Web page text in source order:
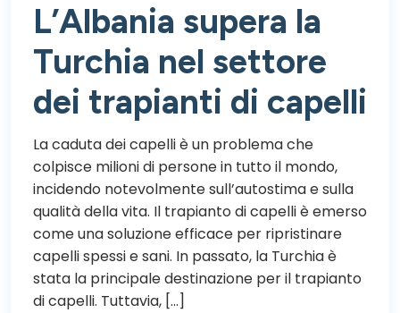
L’Albania supera la
Turchia nel settore
dei trapianti di capelli
La caduta dei capelli è un problema che
colpisce milioni di persone in tutto il mondo,
incidendo notevolmente sull’autostima e sulla
qualità della vita. Il trapianto di capelli è emerso
come una soluzione efficace per ripristinare
capelli spessi e sani. In passato, la Turchia è
stata la principale destinazione per il trapianto
di capelli. Tuttavia, […]